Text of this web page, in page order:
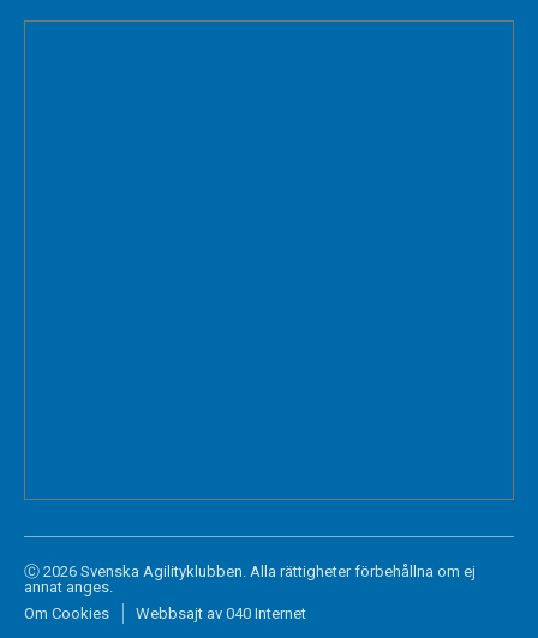
Ⓒ 2026 Svenska Agilityklubben. Alla rättigheter förbehållna om ej
annat anges.
Om Cookies
Webbsajt av 040 Internet